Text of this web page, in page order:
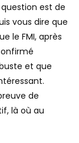
est de
vous dire que
le FMI, après
et que
de
là où au